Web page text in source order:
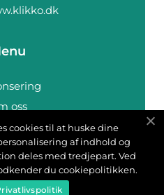
oss
oss
cookies til at huske dine
af indhold og
deles med tredjepart. Ved
du cookiepolitikken.